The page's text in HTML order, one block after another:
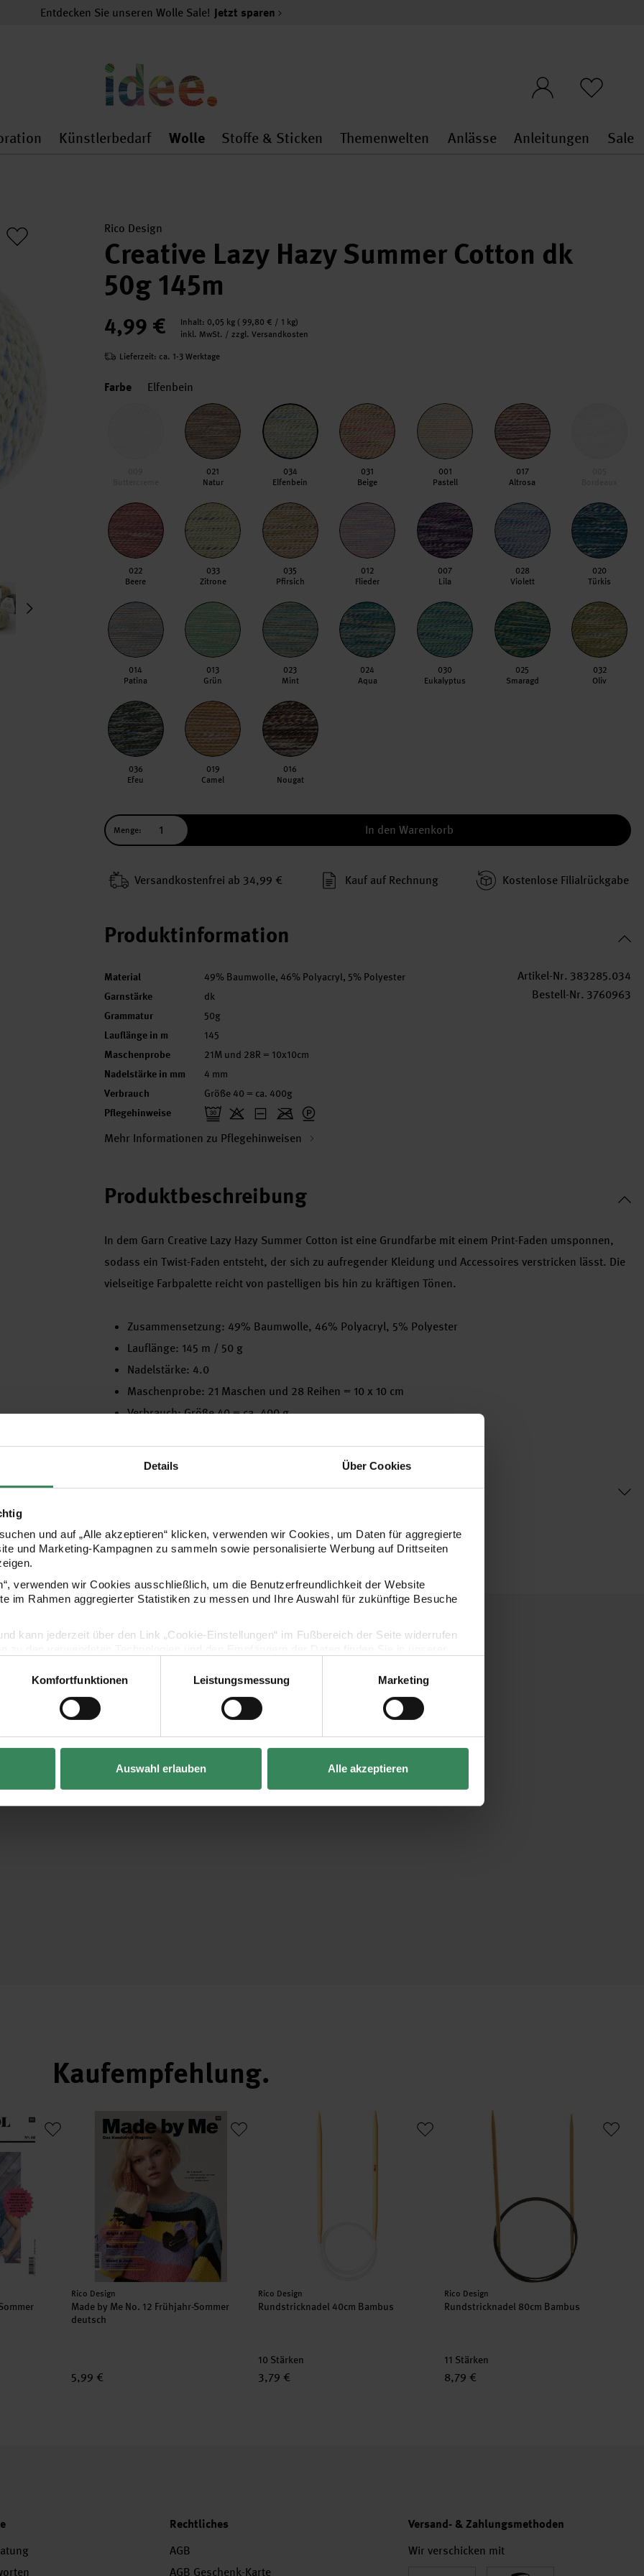
Details Über Cookies
und auf „Alle akzeptieren“ klicken, verwenden wir Cookies, um Daten für aggregierte
und Marketing-Kampagnen zu sammeln sowie personalisierte Werbung auf Drittseiten
verwenden wir Cookies ausschließlich, um die Benutzerfreundlichkeit der Website
im Rahmen aggregierter Statistiken zu messen und Ihre Auswahl für zukünftige Besuche
kann jederzeit über den Link „Cookie-Einstellungen“ im Fußbereich der Seite widerrufen
Vertrag widerrufen
Komfortfunktionen Leistungsmessung Marketing
Auswahl erlauben Alle akzeptieren
Entdecken Sie unseren Wolle Sale! Jetzt sparen
general.openMenu
Dekoration general.openMenu
Künstlerbedarf
Künstlerbedarf general.openMenu
Wolle
Wolle general.openMenu
Stoffe & Sticken
Stoffe & Sticken general.openMenu
Themenwelten
Themenwelten
Anlässe
Anlässe
Anleitungen Sale
Rico Design
Creative Lazy Hazy Summer Cotton dk
50g 145m
4,99 € Inhalt: 0,05 kg ( 99,80 € / 1 kg)
inkl. MwSt. / zzgl. Versandkosten
Lieferzeit: ca. 1-3 Werktage
Farbe Elfenbein
021
Natur
034
Elfenbein
031
Beige
001
Pastell
017
Altrosa
022
Beere
033
Zitrone
035
Pfirsich
012
Flieder
007
Lila
028
Violett
020
Türkis
014
Patina
013
Grün
023
Mint
024
Aqua
030
Eukalyptus
025
Smaragd
032
Oliv
036
Efeu
019
Camel
016
Nougat
Menge: In den Warenkorb
Versand­kosten­frei ab 34,99 € Kauf auf Rechnung Kosten­lose Filial­rückgabe
Produktinformation
Material 49% Baumwolle, 46% Polyacryl, 5% Polyester
Garnstärke dk
Grammatur 50g
Lauflänge in m 145
Maschenprobe 21M und 28R = 10x10cm
Nadelstärke in mm 4 mm
Verbrauch Größe 40 = ca. 400g
Pflegehinweise
Mehr Informationen zu Pflegehinweisen
Artikel-Nr. 383285.034
Bestell-Nr. 3760963
Produktbeschreibung
In dem Garn Creative Lazy Hazy Summer Cotton ist eine Grundfarbe mit einem Print-Faden umsponnen,
sodass ein Twist-Faden entsteht, der sich zu aufregender Kleidung und Accessoires verstricken lässt. Die
vielseitige Farbpalette reicht von pastelligen bis hin zu kräftigen Tönen.
Zusammensetzung: 49% Baumwolle, 46% Polyacryl, 5% Polyester
Lauflänge: 145 m / 50 g
Nadelstärke: 4.0
Maschenprobe: 21 Maschen und 28 Reihen = 10 x 10 cm
Verbrauch: Größe 40 = ca. 400 g
Hersteller
Kaufempfehlung
Sommer Made by Me No. 12 Frühjahr-Sommer deutsch
Hersteller:
Rico Design
Made by Me No. 12 Frühjahr-Sommer
deutsch
5,99 €
Rundstricknadel 40cm Bambus
Hersteller:
Rico Design
Rundstricknadel 40cm Bambus
10 Stärken
3,79 €
Rundstricknadel 80cm Bambus
Hersteller:
Rico Design
Rundstricknadel 80cm Bambus
11 Stärken
8,79 €
Rechtliches
AGB
AGB Geschenk-Karte
Versand- & Zahlungsmethoden
Wir verschicken mit